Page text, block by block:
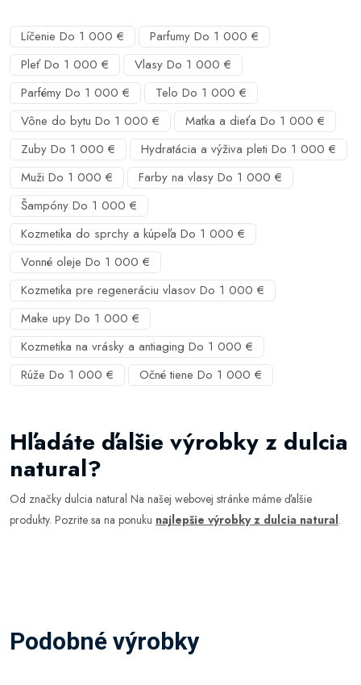
Líčenie Do 1 000 €
Parfumy Do 1 000 €
Pleť Do 1 000 €
Vlasy Do 1 000 €
Parfémy Do 1 000 €
Telo Do 1 000 €
Vône do bytu Do 1 000 €
Matka a dieťa Do 1 000 €
Zuby Do 1 000 €
Hydratácia a výživa pleti Do 1 000 €
Muži Do 1 000 €
Farby na vlasy Do 1 000 €
Šampóny Do 1 000 €
Kozmetika do sprchy a kúpeľa Do 1 000 €
Vonné oleje Do 1 000 €
Kozmetika pre regeneráciu vlasov Do 1 000 €
Make upy Do 1 000 €
Kozmetika na vrásky a antiaging Do 1 000 €
Rúže Do 1 000 €
Očné tiene Do 1 000 €
Hľadáte ďalšie výrobky z dulcia
natural?
Od značky dulcia natural Na našej webovej stránke máme ďalšie
produkty. Pozrite sa na ponuku najlepšie výrobky z dulcia natural.
Podobné výrobky